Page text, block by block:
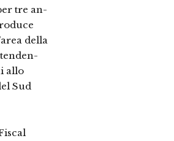
tre an-
della
allo
Sud